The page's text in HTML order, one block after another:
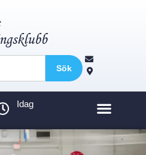
Sök
Idag